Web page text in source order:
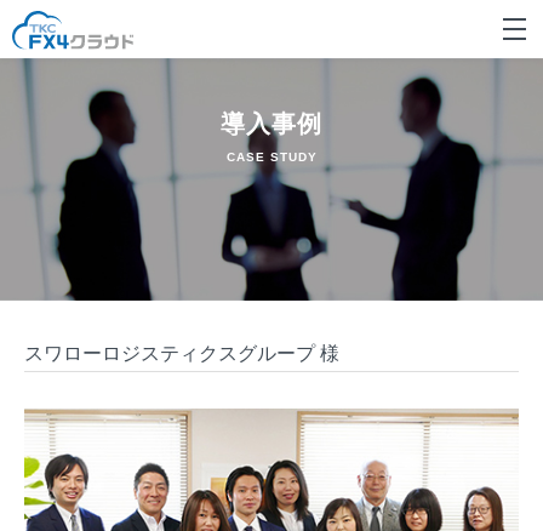
導入事例
CASE STUDY
スワローロジスティクスグループ 様